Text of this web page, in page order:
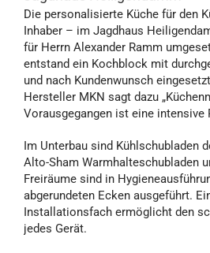
Die personalisierte Küche für den
Inhaber – im Jagdhaus
für Herrn Alexander Ramm
entstand ein Kochblock mit
und nach Kundenwunsch
Hersteller MKN sagt dazu
Vorausgegangen ist eine intensive
Im Unterbau sind Kühlschubladen
Alto-Sham Warmhalteschubladen
Freiräume sind in
abgerundeten Ecken ausgeführt.
Installationsfach ermöglicht den
jedes Gerät.